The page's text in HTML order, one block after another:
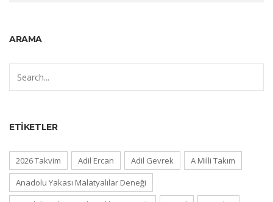
ARAMA
ETIKETLER
2026 Takvim Adil Ercan Adil Gevrek
A Milli Takım
Anadolu Yakası Malatyalılar Deneği